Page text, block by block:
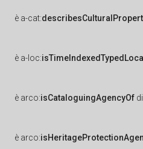
è a-cat:
è a-loc:
è arco:isCataloguingAgencyOf di
è arco: